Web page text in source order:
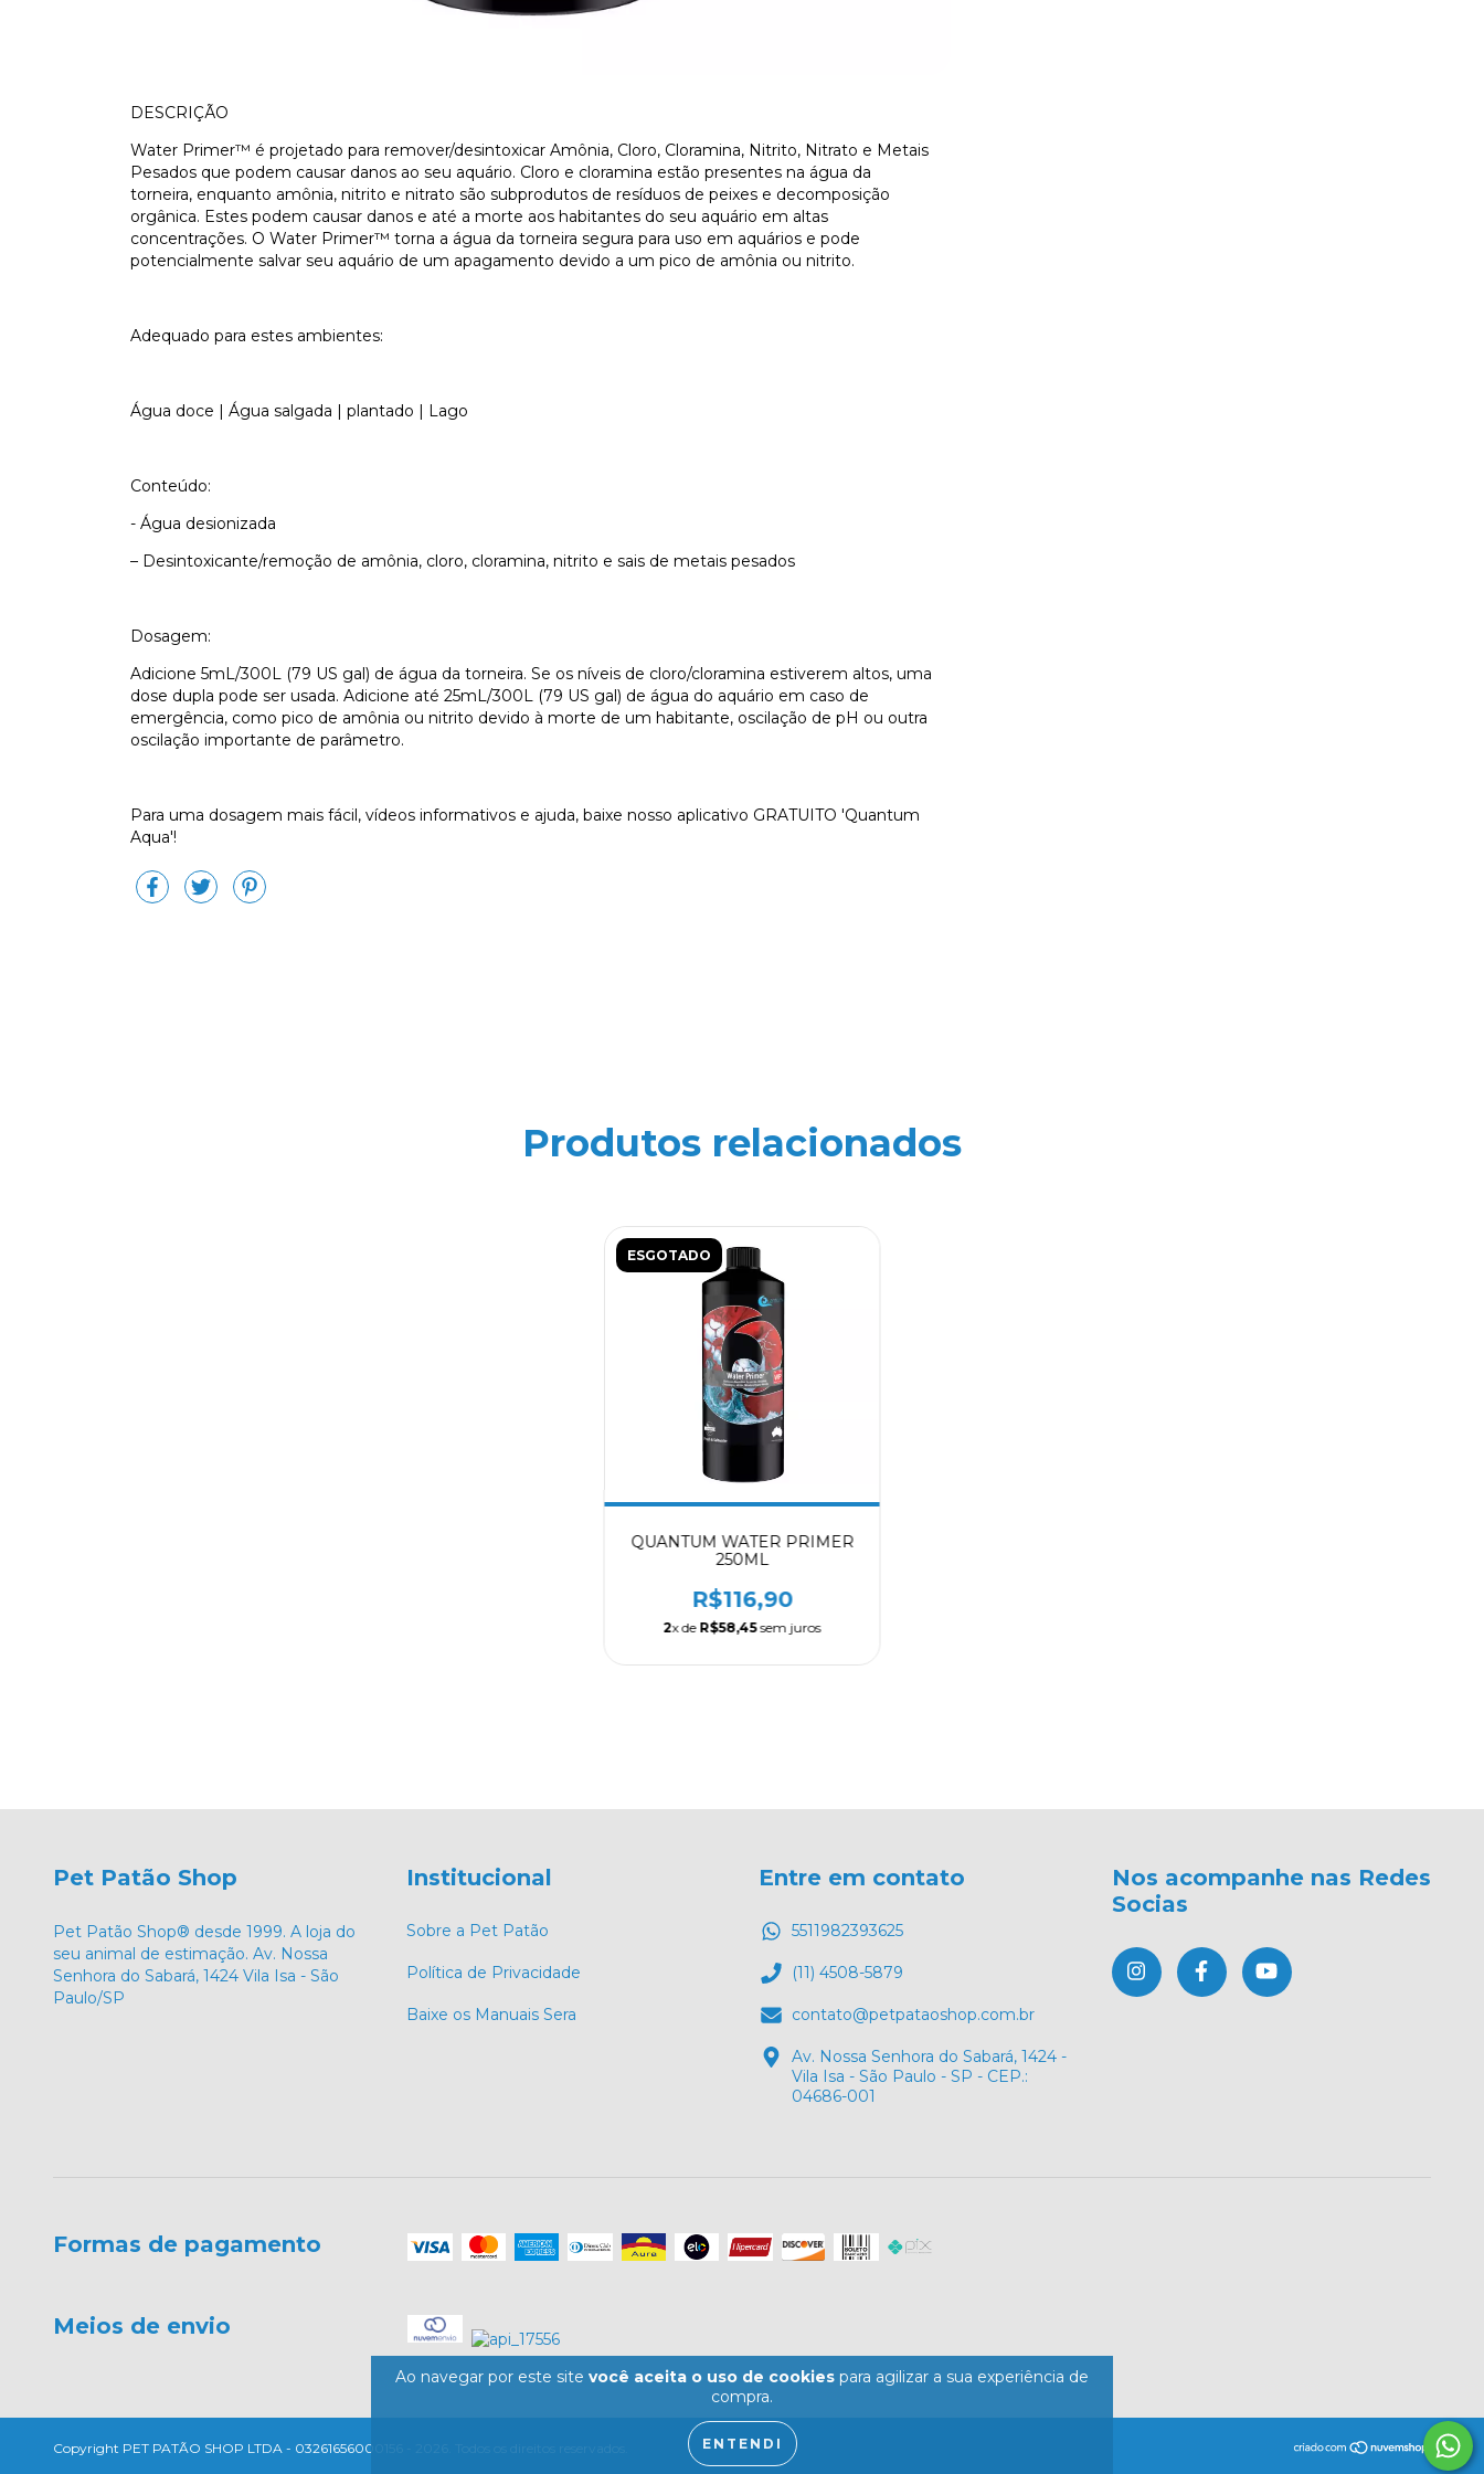
Ao navegar por este site você aceita o uso de cookies para agilizar a sua experiência de
compra.
ENTENDI
DESCRIÇÃO
Water Primer™ é projetado para remover/desintoxicar Amônia, Cloro, Cloramina, Nitrito, Nitrato e Metais
Pesados ​​que podem causar danos ao seu aquário. Cloro e cloramina estão presentes na água da
torneira, enquanto amônia, nitrito e nitrato são subprodutos de resíduos de peixes e decomposição
orgânica. Estes podem causar danos e até a morte aos habitantes do seu aquário em altas
concentrações. O Water Primer™ torna a água da torneira segura para uso em aquários e pode
potencialmente salvar seu aquário de um apagamento devido a um pico de amônia ou nitrito.
Adequado para estes ambientes:
Água doce | Água salgada | plantado | Lago
Conteúdo:
- Água desionizada
– Desintoxicante/remoção de amônia, cloro, cloramina, nitrito e sais de metais pesados
Dosagem:
Adicione 5mL/300L (79 US gal) de água da torneira. Se os níveis de cloro/cloramina estiverem altos, uma
dose dupla pode ser usada. Adicione até 25mL/300L (79 US gal) de água do aquário em caso de
emergência, como pico de amônia ou nitrito devido à morte de um habitante, oscilação de pH ou outra
oscilação importante de parâmetro.
Para uma dosagem mais fácil, vídeos informativos e ajuda, baixe nosso aplicativo GRATUITO 'Quantum
Aqua'!
Produtos relacionados
ESGOTADO
QUANTUM WATER PRIMER
250ML
R$116,90
2x de R$58,45sem juros
Pet Patão Shop
Pet Patão Shop® desde 1999. A loja do
seu animal de estimação. Av. Nossa
Senhora do Sabará, 1424 Vila Isa - São
Paulo/SP
Institucional
Sobre a Pet Patão
Política de Privacidade
Baixe os Manuais Sera
Entre em contato
5511982393625
(11) 4508-5879
contato@petpataoshop.com.br
Av. Nossa Senhora do Sabará, 1424 -
Vila Isa - São Paulo - SP - CEP.:
04686-001
Nos acompanhe nas Redes
Socias
Formas de pagamento
Meios de envio
Copyright PET PATÃO SHOP LTDA - 03261656000156 - 2026. Todos os direitos reservados.